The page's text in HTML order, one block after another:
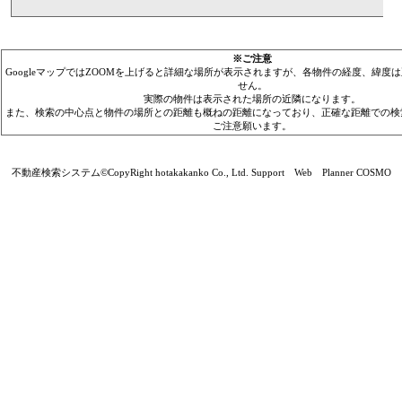
※ご注意
GoogleマップではZOOMを上げると詳細な場所が表示されますが、各物件の経度、緯度
せん。
実際の物件は表示された場所の近隣になります。
また、検索の中心点と物件の場所との距離も概ねの距離になっており、正確な距離での
ご注意願います。
不動産検索システム©CopyRight hotakakanko Co., Ltd. Support Web Planner COSMO